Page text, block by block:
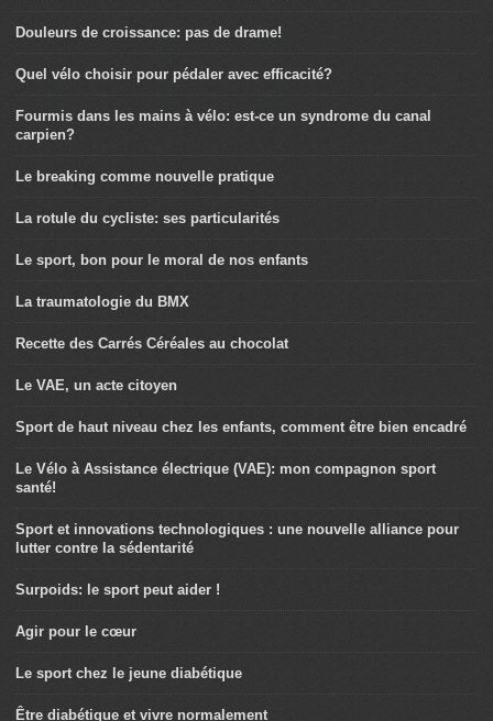
Douleurs de croissance: pas de drame!
Quel vélo choisir pour pédaler avec efficacité?
Fourmis dans les mains à vélo: est-ce un syndrome du canal
carpien?
Le breaking comme nouvelle pratique
La rotule du cycliste: ses particularités
Le sport, bon pour le moral de nos enfants
La traumatologie du BMX
Recette des Carrés Céréales au chocolat
Le VAE, un acte citoyen
Sport de haut niveau chez les enfants, comment être bien encadré
Le Vélo à Assistance électrique (VAE): mon compagnon sport
santé!
Sport et innovations technologiques : une nouvelle alliance pour
lutter contre la sédentarité
Surpoids: le sport peut aider !
Agir pour le cœur
Le sport chez le jeune diabétique
Être diabétique et vivre normalement